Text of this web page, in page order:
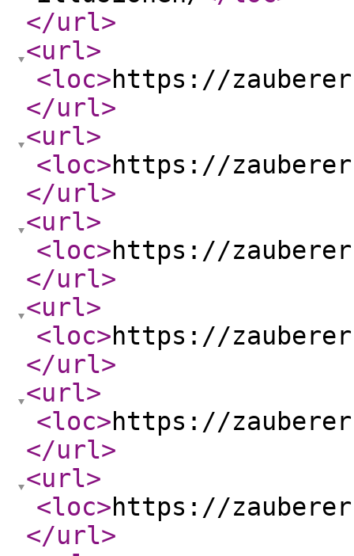
</url>
<url>
<loc>https://
</url>
<url>
<loc>https://
</url>
<url>
<loc>https://
</url>
<url>
<loc>https://
</url>
<url>
<loc>https://
</url>
<url>
<loc>https://
</url>